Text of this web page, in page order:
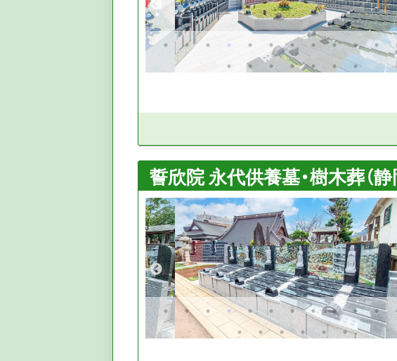
誓欣院 永代供養墓・樹木葬（静